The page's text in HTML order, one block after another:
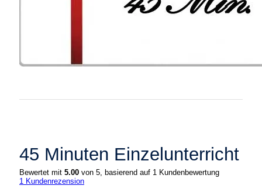
45 Minuten Einzelunterricht
Bewertet mit 5.00 von 5, basierend auf 1 Kundenbewertung
1 Kundenrezension